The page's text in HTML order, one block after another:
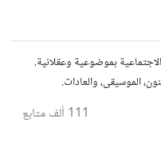
بموضوعية وعقلانية.
الموسيقى، والعادات.
111 ألف متابع